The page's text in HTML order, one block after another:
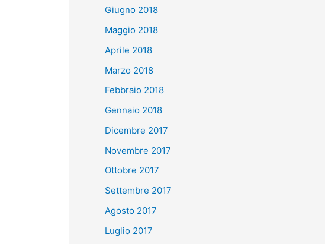
Giugno 2018
Maggio 2018
Aprile 2018
Marzo 2018
Febbraio 2018
Gennaio 2018
Dicembre 2017
Novembre 2017
Ottobre 2017
Settembre 2017
Agosto 2017
Luglio 2017